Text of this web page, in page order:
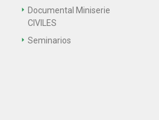
Documental Miniserie
CIVILES
Seminarios